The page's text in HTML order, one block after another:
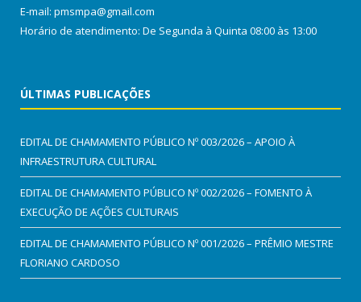
E-mail: pmsmpa@gmail.com
Horário de atendimento: De Segunda à Quinta 08:00 às 13:00
ÚLTIMAS PUBLICAÇÕES
EDITAL DE CHAMAMENTO PÚBLICO Nº 003/2026 – APOIO À
INFRAESTRUTURA CULTURAL
EDITAL DE CHAMAMENTO PÚBLICO Nº 002/2026 – FOMENTO À
EXECUÇÃO DE AÇÕES CULTURAIS
EDITAL DE CHAMAMENTO PÚBLICO Nº 001/2026 – PRÊMIO MESTRE
FLORIANO CARDOSO